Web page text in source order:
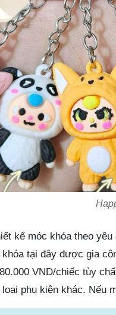
kế móc khóa theo
tại đây được gia
VND/chiếc tùy
phụ kiện khác. Nếu